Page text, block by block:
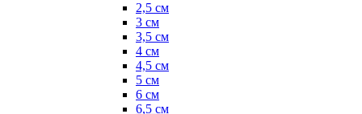
2,5 см
3 см
3,5 см
4 см
4,5 см
5 см
6 см
6,5 см